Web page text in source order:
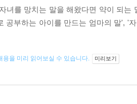
녀를 망치는 말을 해왔다면 약이 되
공부하는 아이를 만드는 엄마의 말', '
용을 미리 읽어보실 수 있습니다. 미리보기